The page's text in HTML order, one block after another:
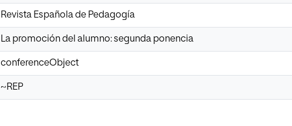
Revista Española de Pedagogía
La promoción del alumno: segunda ponencia
conferenceObject
~REP